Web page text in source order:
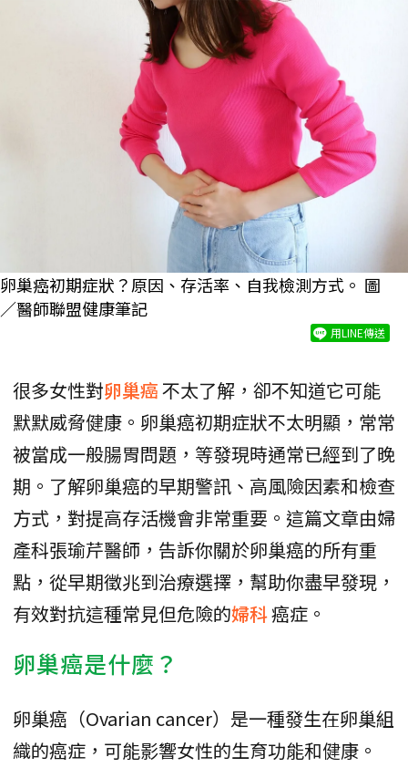
卵巢癌初期症狀？原因、存活率、自我檢測方式。 圖
／醫師聯盟健康筆記
用LINE傳送
很多女性對卵巢癌不太了解，卻不知道它可能
默默威脅健康。卵巢癌初期症狀不太明顯，常常
被當成一般腸胃問題，等發現時通常已經到了晚
期。了解卵巢癌的早期警訊、高風險因素和檢查
方式，對提高存活機會非常重要。這篇文章由婦
產科張瑜芹醫師，告訴你關於卵巢癌的所有重
點，從早期徵兆到治療選擇，幫助你盡早發現，
有效對抗這種常見但危險的婦科癌症。
卵巢癌是什麼？
卵巢癌（Ovarian cancer）是一種發生在卵巢組
織的癌症，可能影響女性的生育功能和健康。